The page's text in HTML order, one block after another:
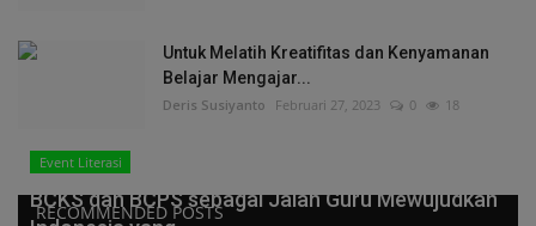
Untuk Melatih Kreatifitas dan Kenyamanan
Belajar Mengajar...
Deris Susiyanto Februari 27, 2023 0 18
RECOMMENDED POSTS
Event Literasi
BCKS dan BCPS sebagai Jalan Guru Mewujudkan